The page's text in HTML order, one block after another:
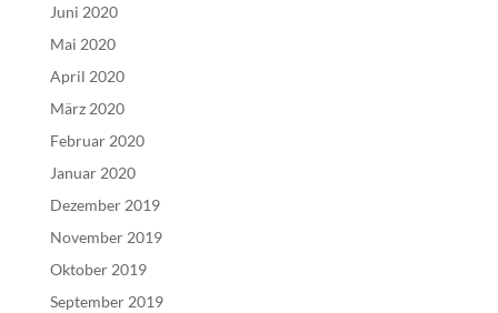
Juni 2020
Mai 2020
April 2020
März 2020
Februar 2020
Januar 2020
Dezember 2019
November 2019
Oktober 2019
September 2019